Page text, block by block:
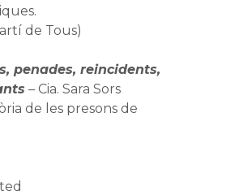
de Tous)
penades, reincidents,
–Cia. Sara Sors
de les presons de